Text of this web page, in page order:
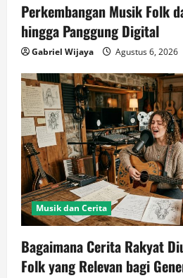
Perkembangan Musik Folk
hingga Panggung Digital
Gabriel Wijaya Agustus 6, 2026
Musik dan Cerita
Bagaimana Cerita Rakyat
Folk yang Relevan bagi